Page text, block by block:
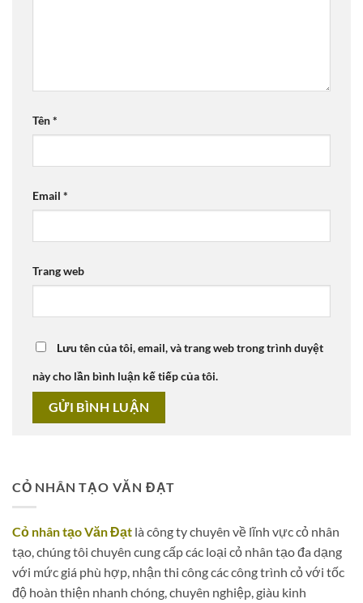
Tên*
Email *
Trang web
Lưu tên của tôi, email, và trang web trong trình duyệt
này cho lần bình luận kế tiếp của tôi.
CỎ NHÂN TẠO VĂN ĐẠT
Cỏ nhân tạo Văn Đạt là công ty chuyên về lĩnh vực cỏ nhân
tạo, chúng tôi chuyên cung cấp các loại cỏ nhân tạo đa dạng
với mức giá phù hợp, nhận thi công các công trình cỏ với tốc
độ hoàn thiện nhanh chóng, chuyên nghiệp, giàu kinh